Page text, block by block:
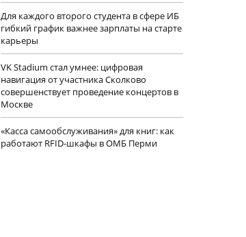
Для каждого второго студента в сфере ИБ
гибкий график важнее зарплаты на старте
карьеры
VK Stadium стал умнее: цифровая
навигация от участника Сколково
совершенствует проведение концертов в
Москве
«Касса самообслуживания» для книг: как
работают RFID-шкафы в ОМБ Перми